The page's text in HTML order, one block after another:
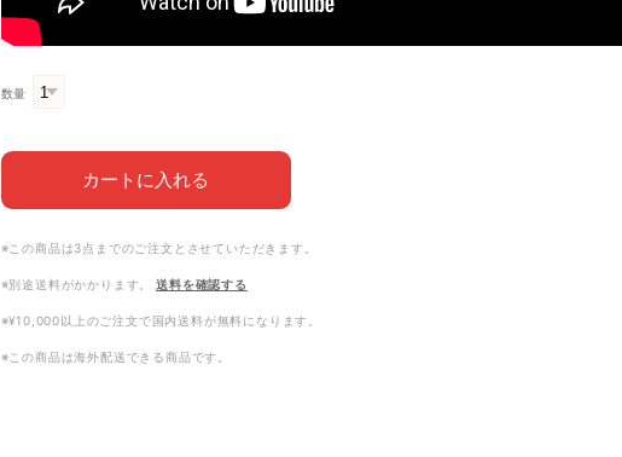
数量
カートに入れる
※この商品は3点までのご注文とさせていただきます。
※別途送料がかかります。 送料を確認する
※¥10,000以上のご注文で国内送料が無料になります。
※この商品は海外配送できる商品です。